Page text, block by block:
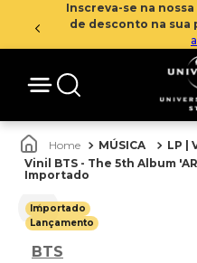
Inscreva-se na
de desconto na sua
MÚSICA LP |
Vinil BTS - The 5th Album
Importado
Importado
Lançamento
BTS